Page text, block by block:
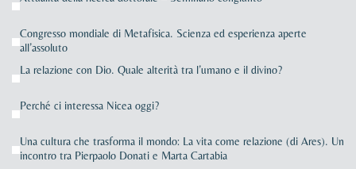
Congresso mondiale di Metafisica. Scienza ed esperienza aperte
all’assoluto
La relazione con Dio. Quale alterità tra l’umano e il divino?
Perché ci interessa Nicea oggi?
Una cultura che trasforma il mondo: La vita come relazione (di Ares). Un
incontro tra Pierpaolo Donati e Marta Cartabia